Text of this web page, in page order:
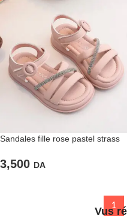
Sandales fille rose pastel strass
3,500 DA
1
Vus